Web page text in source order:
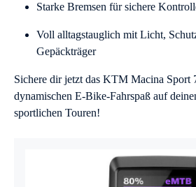
Starke Bremsen für sichere
Voll alltagstauglich mit Licht,
Gepäckträger
Sichere dir jetzt das KTM Macina Sport
dynamischen E-Bike-Fahrspaß auf
sportlichen Touren!